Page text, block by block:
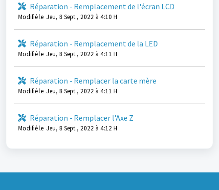
Réparation - Remplacement de l'écran LCD
Modifié le Jeu, 8 Sept., 2022 à 4:10 H
Réparation - Remplacement de la LED
Modifié le Jeu, 8 Sept., 2022 à 4:11 H
Réparation - Remplacer la carte mère
Modifié le Jeu, 8 Sept., 2022 à 4:11 H
Réparation - Remplacer l'Axe Z
Modifié le Jeu, 8 Sept., 2022 à 4:12 H